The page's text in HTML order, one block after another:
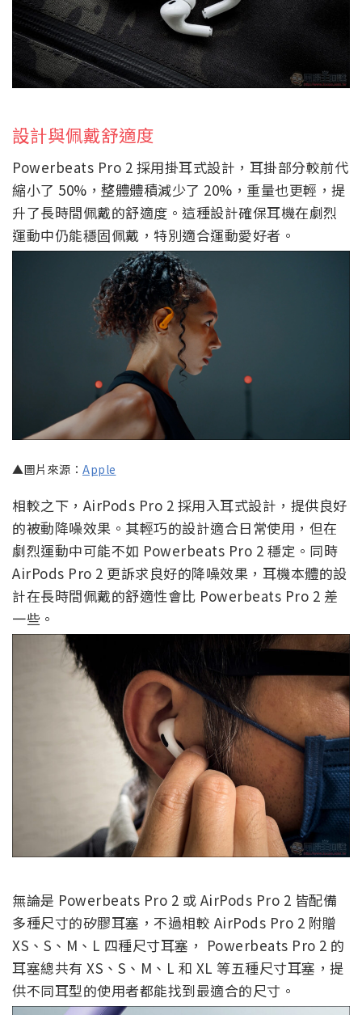
設計與佩戴舒適度
Powerbeats Pro 2 採用掛耳式設計，耳掛部分較前代
縮小了 50%，整體體積減少了 20%，重量也更輕，提
升了長時間佩戴的舒適度。這種設計確保耳機在劇烈
運動中仍能穩固佩戴，特別適合運動愛好者。
▲圖片來源： Apple
相較之下，AirPods Pro 2 採用入耳式設計，提供良好
的被動降噪效果。其輕巧的設計適合日常使用，但在
劇烈運動中可能不如 Powerbeats Pro 2 穩定。同時
AirPods Pro 2 更訴求良好的降噪效果，耳機本體的設
計在長時間佩戴的舒適性會比 Powerbeats Pro 2 差
一些。
無論是 Powerbeats Pro 2 或 AirPods Pro 2 皆配備
多種尺寸的矽膠耳塞，不過相較 AirPods Pro 2 附贈
XS、S、M、L 四種尺寸耳塞， Powerbeats Pro 2 的
耳塞總共有 XS、S、M、L 和 XL 等五種尺寸耳塞，提
供不同耳型的使用者都能找到最適合的尺寸。